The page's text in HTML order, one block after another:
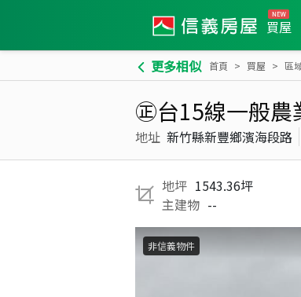
買屋
更多相似 首頁 買屋 區
㊣台15線一般農
地址 新竹縣新豐鄉濱海段路
地坪 1543.36坪
主建物 --
非信義物件